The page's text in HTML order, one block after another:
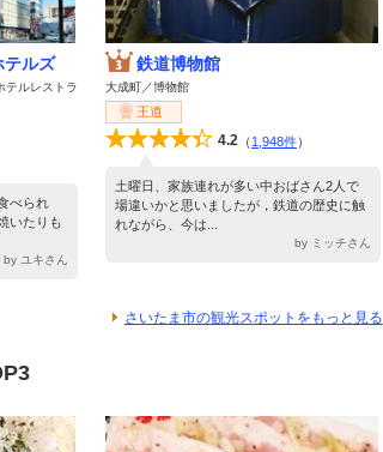
テルズ
テルレストラ
べられ
いたりも
by ユキさん
鉄道博物館
大成町／博物館
王道
4.2 （ 1,948件）
土曜日、家族連れが多い中おばさん2人で
場違いかと思いましたが，鉄道の歴史に触
れながら、今は...
by ミッチさん
さいたま市の観光スポットをもっと見る